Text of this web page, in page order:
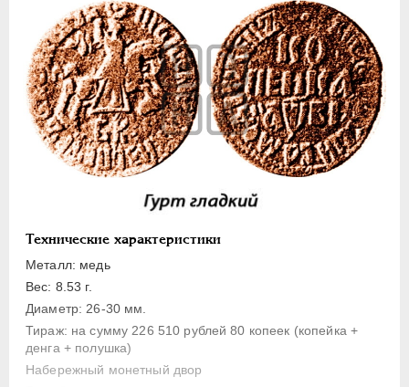
Технические характеристики
Металл: медь
Вес: 8.53 г.
Диаметр: 26-30 мм.
Тираж: на сумму 226 510 рублей 80 копеек (копейка +
денга + полушка)
Набережный монетный двор
Полушка
Полполушки
Пробные
Для Речи Посполитой
Монетовидные жетоны
ЕКАТЕРИНА I 1725-1727
1727-1729
АННА ИОАННОВНА 1730-1740
ИОАНН АНТОНОВИЧ
ЕЛИЗАВЕТА
ПЕТР III 1762-1762
ЕКАТЕРИНА II 1762-1796
ПАВЕЛ I
1796-1801